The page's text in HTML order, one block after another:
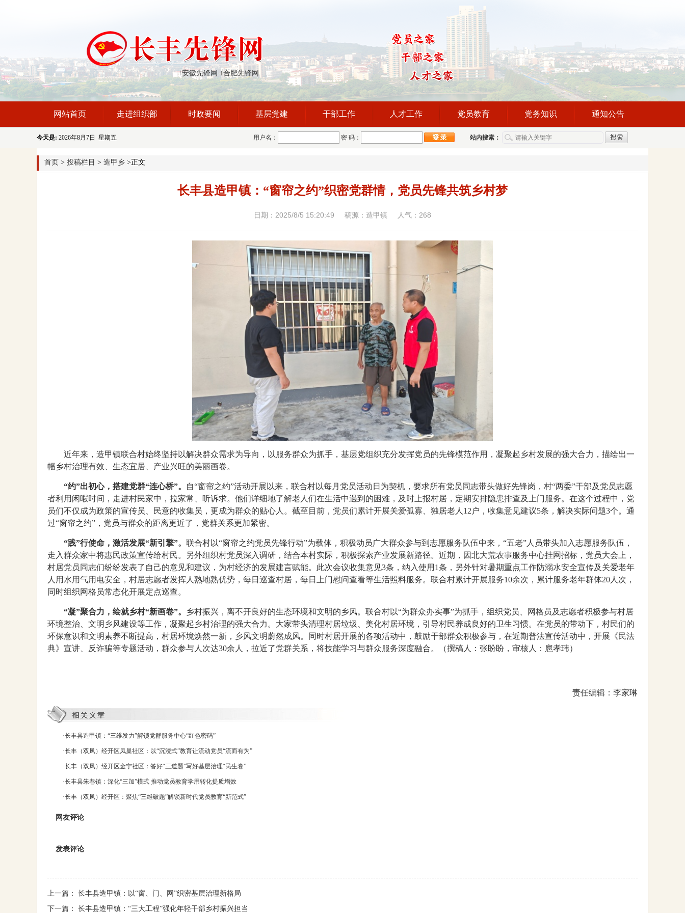
↑安徽先锋网 ↑合肥先锋网
网站首页 走进组织部 时政要闻 基层党建 干部工作 人才工作 党员教育 党务知识 通知公告
今天是: 2026年8月7日 星期五 用户名： 密 码： 站内搜索：
首页 > 投稿栏目 > 造甲乡 >正文
长丰县造甲镇：“窗帘之约”织密党群情，党员先锋共筑乡村梦
日期：2025/8/5 15:20:49 稿源：造甲镇 人气： 268
近年来，造甲镇联合村始终坚持以解决群众需求为导向，以服务群众为抓手，基层党组织充分发挥党员的先锋模范作用，凝聚起乡村发展的强大合力，描绘出一
幅乡村治理有效、生态宜居、产业兴旺的美丽画卷。
“约”出初心，搭建党群“连心桥”。
自“窗帘之约”活动开展以来，联合村以每月党员活动日为契机，要求所有党员同志带头做好先锋岗，村“两委”干部及党员志愿
者利用闲暇时间，走进村民家中，拉家常、听诉求。他们详细地了解老人们在生活中遇到的困难，及时上报村居，定期安排隐患排查及上门服务。在这个过程中，党
员们不仅成为政策的宣传员、民意的收集员，更成为群众的贴心人。截至目前，党员们累计开展关爱孤寡、独居老人12户，收集意见建议5条，解决实际问题3个。通
过“窗帘之约”，党员与群众的距离更近了，党群关系更加紧密。
“践”行使命，激活发展“新引擎”。 联合村以“窗帘之约党员先锋行动”为载体，积极动员广大群众参与到志愿服务队伍中来，“五老”人员带头加入志愿服务队伍，
走入群众家中将惠民政策宣传给村民。另外组织村党员深入调研，结合本村实际，积极探索产业发展新路径。近期，因北大荒农事服务中心挂网招标，党员大会上，
村居党员同志们纷纷发表了自己的意见和建议，为村经济的发展建言赋能。此次会议收集意见3条，纳入使用1条，另外针对暑期重点工作防溺水安全宣传及关爱老年
人用水用气用电安全，村居志愿者发挥人熟地熟优势，每日巡查村居，每日上门慰问查看等生活照料服务。联合村累计开展服务10余次，累计服务老年群体20人次，
同时组织网格员常态化开展定点巡查。
“凝”聚合力，绘就乡村“新画卷”。
乡村振兴，离不开良好的生态环境和文明的乡风。联合村以“为群众办实事”为抓手，组织党员、网格员及志愿者积极参与村居
环境整治、文明乡风建设等工作，凝聚起乡村治理的强大合力。大家带头清理村居垃圾、美化村居环境，引导村民养成良好的卫生习惯。在党员的带动下，村民们的
环保意识和文明素养不断提高，村居环境焕然一新，乡风文明蔚然成风。同时村居开展的各项活动中，鼓励干部群众积极参与，在近期普法宣传活动中，开展《民法
典》宣讲、反诈骗等专题活动，群众参与人次达30余人，拉近了党群关系，将技能学习与群众服务深度融合。（撰稿人：张盼盼，审核人：扈孝玮）
责任编辑：李家琳
·长丰县造甲镇：“三维发力”解锁党群服务中心“红色密码”
·长丰（双凤）经开区凤巢社区：以“沉浸式”教育让流动党员“流而有为”
·长丰（双凤）经开区金宁社区：答好“三道题”写好基层治理“民生卷”
·长丰县朱巷镇：深化“三加”模式 推动党员教育学用转化提质增效
·长丰（双凤）经开区：聚焦“三维破题”解锁新时代党员教育“新范式”
网友评论
发表评论
上一篇： 长丰县造甲镇：以“窗、门、网”织密基层治理新格局
下一篇： 长丰县造甲镇：“三大工程”强化年轻干部乡村振兴担当